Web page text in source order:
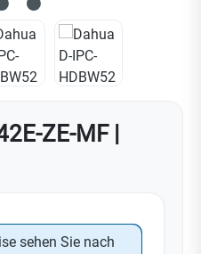
ZE-MF |
sehen Sie nach